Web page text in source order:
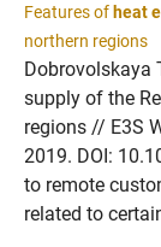
Features of heat
northern regions
Dobrovolskaya
supply of the
regions // E3S
2019. DOI:
to remote
related to